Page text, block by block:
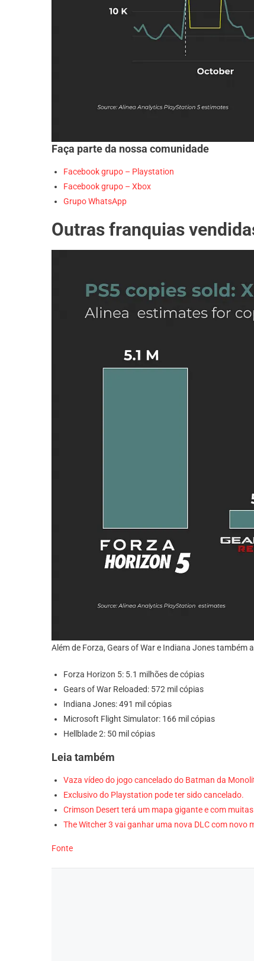
Faça parte da nossa comunidade
Facebook grupo – Playstation
Facebook grupo – Xbox
Grupo WhatsApp
Outras franquias
Além de Forza, Gears of War e Indiana Jones
Forza Horizon 5: 5.1 milhões de cópias
Gears of War Reloaded: 572 mil cópias
Indiana Jones: 491 mil cópias
Microsoft Flight Simulator: 166 mil cópias
Hellblade 2: 50 mil cópias
Leia também
Vaza vídeo do jogo cancelado do Batman da
Exclusivo do Playstation pode ter sido cancelado.
Crimson Desert terá um mapa gigante e com
The Witcher 3 vai ganhar uma nova DLC com novo
Fonte